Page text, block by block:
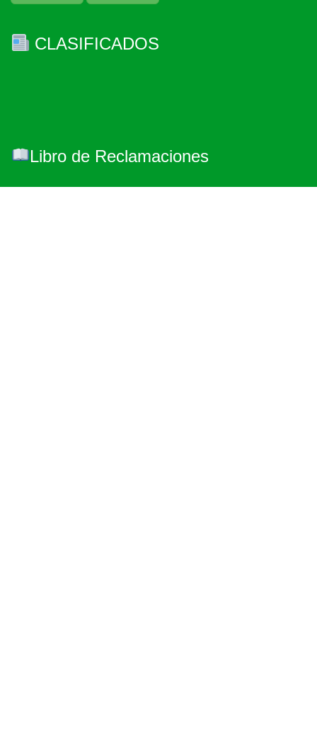
CLASIFICADOS
Libro de Reclamaciones